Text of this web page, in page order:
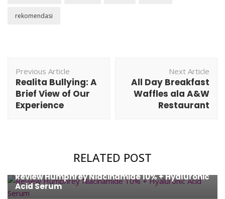
rekomendasi
Navigation
Previous Article
Realita Bullying: A
Brief View of Our
Experience
Next Article
All Day Breakfast
Waffles ala A&W
Restaurant
RELATED POST
Review Humphrey Niacinamide 10% + Hyaluronic
Acid Serum
Beauty